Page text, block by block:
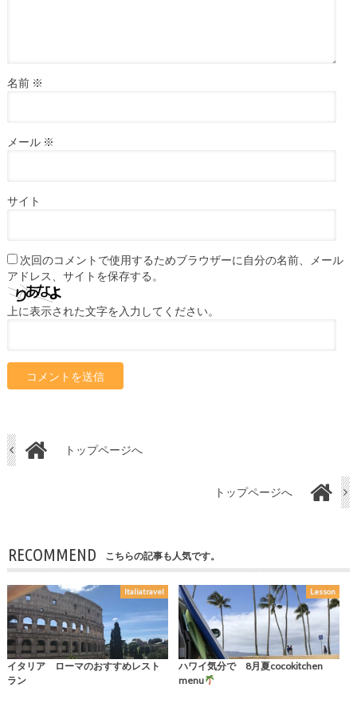
名前 ※
メール ※
サイト
次回のコメントで使用するためブラウザーに自分の名前、メール
アドレス、サイトを保存する。
上に表示された文字を入力してください。
トップページへ
トップページへ
RECOMMEND こちらの記事も人気です。
Italiatravel
イタリア ローマのおすすめレスト
ラン
Lesson
ハワイ気分で 8月夏cocokitchen
menu